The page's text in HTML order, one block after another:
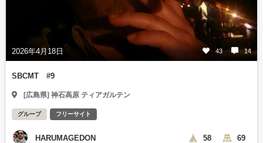
2026年4月18日 43 14
SBCMT #9
[広島県] 神石高原 ティアガルテン
グループ フリーサイト
HARUMAGEDON 58 69